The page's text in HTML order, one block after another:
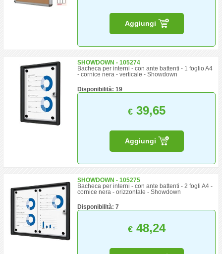
Aggiungi
SHOWDOWN - 105274
Bacheca per interni - con ante battenti - 1 foglio A4
- cornice nera - verticale - Showdown
Disponibilità: 19
€39,65
Aggiungi
SHOWDOWN - 105275
Bacheca per interni - con ante battenti - 2 fogli A4 -
cornice nera - orizzontale - Showdown
Disponibilità: 7
€48,24